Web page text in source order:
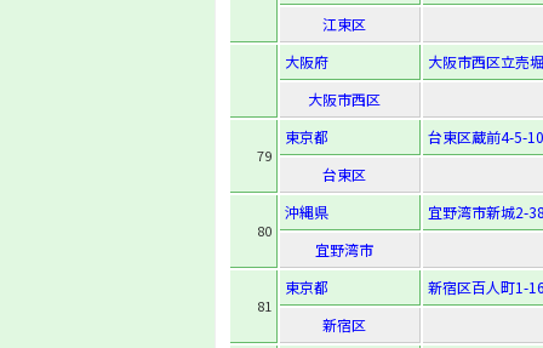
江東区
大阪府
大阪市西区立売
大阪市西区
79
東京都
台東区蔵前4-5-10
台東区
80
沖縄県
宜野湾市新城2-
宜野湾市
81
東京都
新宿区百人町1-
新宿区